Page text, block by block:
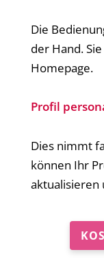
Die
der Hand.
Homepage.
Profil
Dies nimmt
können Ihr
aktualisieren